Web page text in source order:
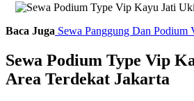
Baca Juga Sewa Panggung Dan Podium
Sewa Podium Type Vip
Area Terdekat Jakarta